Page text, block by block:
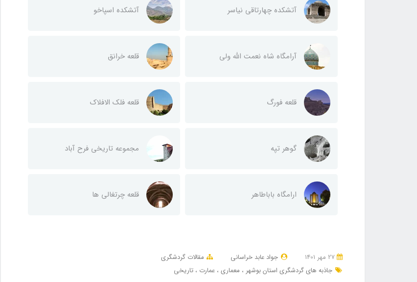
آتشکده چهارتاقی نیاسر آتشکده اسپاخو
آرامگاه شاه نعمت الله ولی قلعه خرانق
قلعه فورگ قلعه فلک الافلاک
گوهر تپه مجموعه تاریخی فرح آباد
ارامگاه باباطاهر قلعه چرتغالی ها
جواد عابد خراسانی
مقالات گردشگری
جاذبه های گردشگری استان بوشهر
معماری عمارت تاریخی